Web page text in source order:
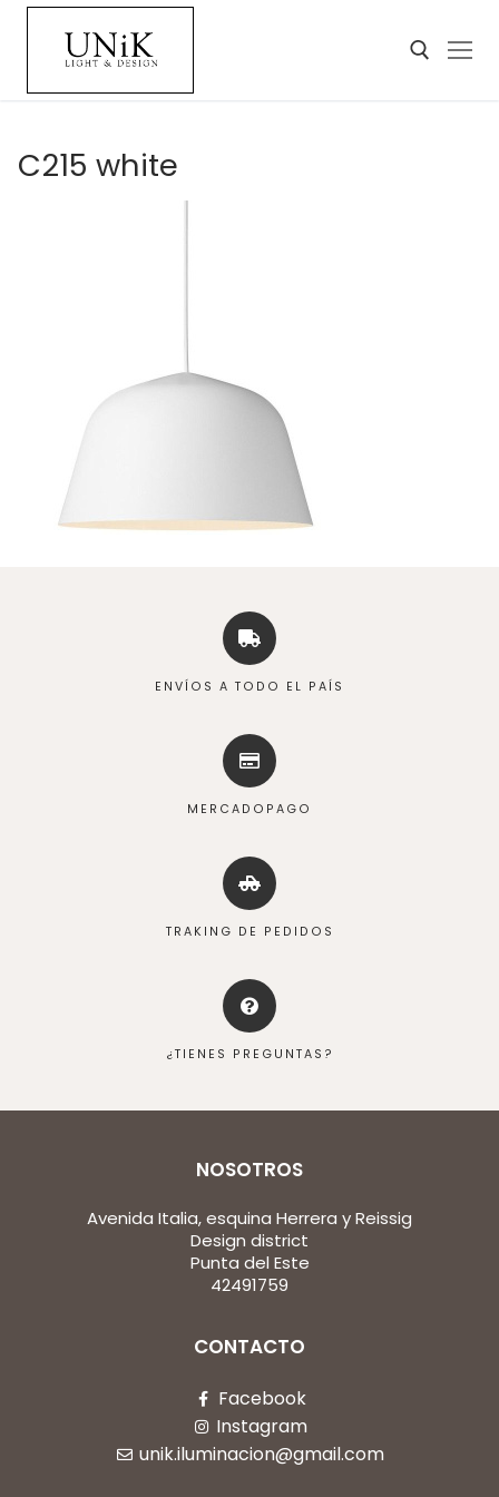
C215 white
ENVÍOS A TODO EL PAÍS
MERCADOPAGO
TRAKING DE PEDIDOS
¿TIENES PREGUNTAS?
NOSOTROS
Avenida Italia, esquina Herrera y Reissig
Design district
Punta del Este
42491759
CONTACTO
Facebook
Instagram
unik.iluminacion@gmail.com